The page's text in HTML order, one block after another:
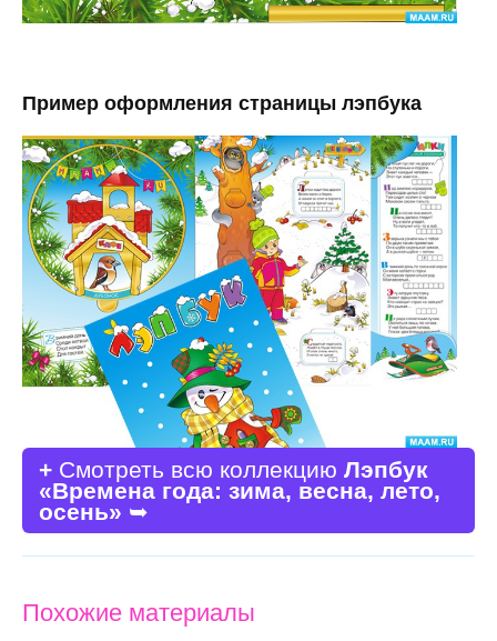
Пример оформления страницы лэпбука
+ Смотреть всю коллекцию Лэпбук
«Времена года: зима, весна, лето,
осень» ➥
Похожие материалы